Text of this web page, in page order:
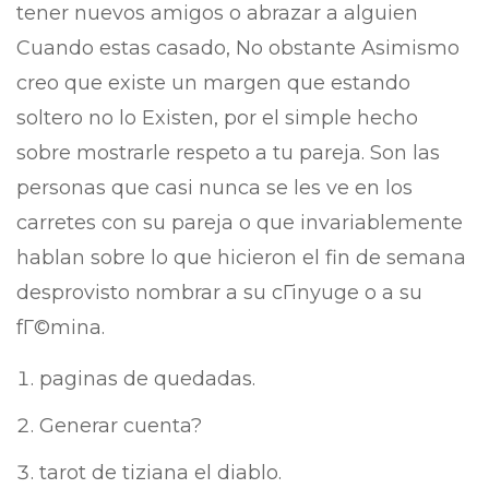
tener nuevos amigos o abrazar a alguien
Cuando estas casado, No obstante Asimismo
creo que existe un margen que estando
soltero no lo Existen, por el simple hecho
sobre mostrarle respeto a tu pareja. Son las
personas que casi nunca se les ve en los
carretes con su pareja o que invariablemente
hablan sobre lo que hicieron el fin de semana
desprovisto nombrar a su cГіnyuge o a su
fГ©mina.
paginas de quedadas.
Generar cuenta?
tarot de tiziana el diablo.